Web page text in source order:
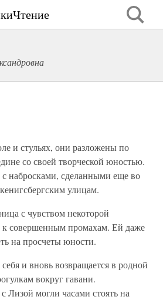
и стульях, они разложены по
со своей творческой юностью.
набросками, сделанными еще во
улицам.
с чувством некоторой
к совершенным промахам. Ей даже
на просчеты юности.
и вновь возвращается в родной
вокруг гавани.
Лизой могли часами стоять на